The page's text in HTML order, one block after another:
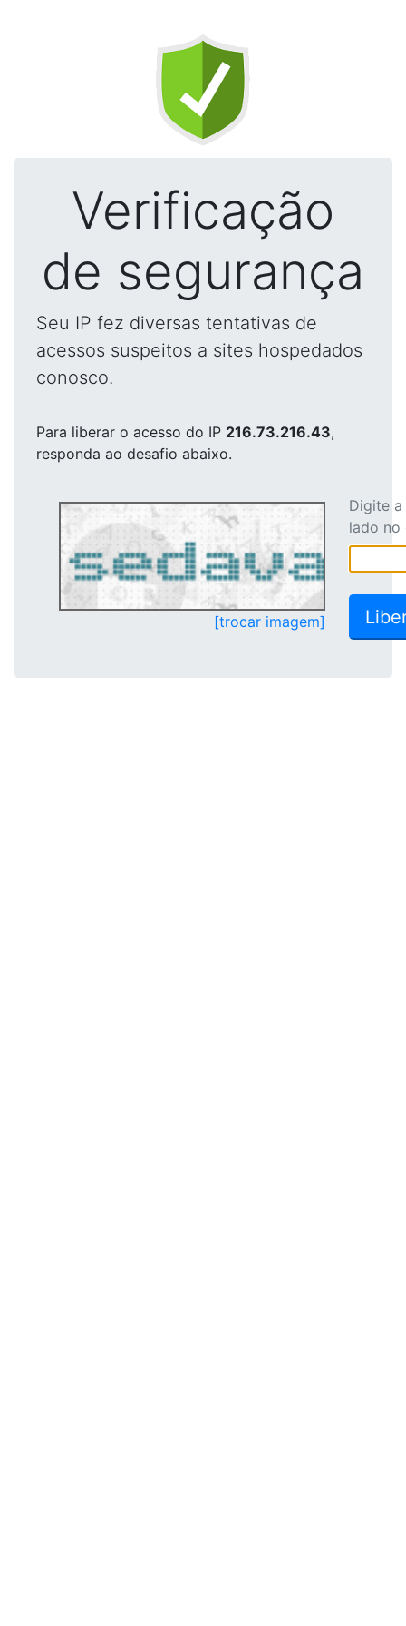
Verificação
de segurança
Seu IP fez diversas tentativas de
acessos suspeitos a sites hospedados
conosco.
Para liberar o acesso do IP 216.73.216.43,
responda ao desafio abaixo.
[trocar imagem]
Digite
lado no